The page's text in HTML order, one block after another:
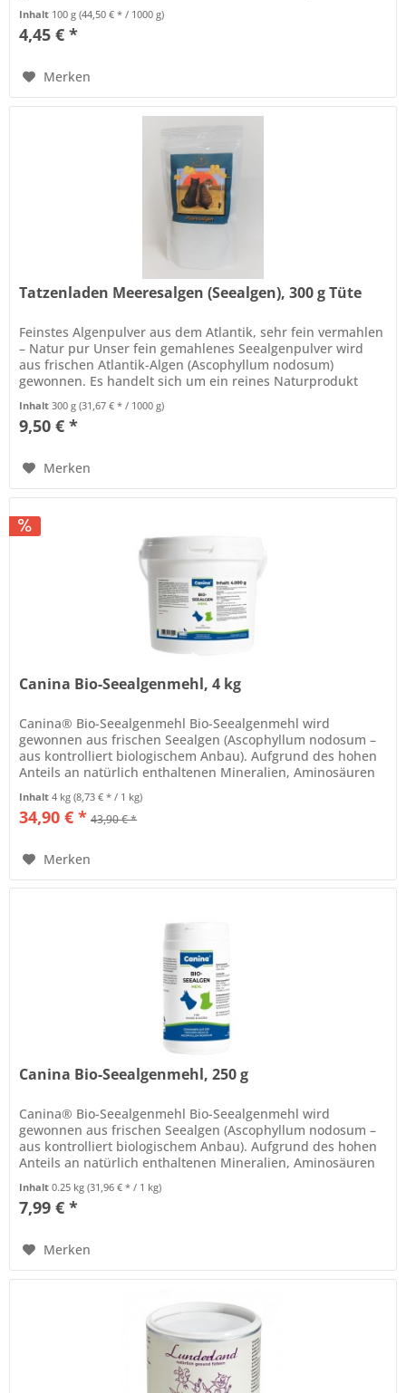
Inhalt 100 g(44,50 € * / 1000 g)
4,45 € *
Merken
Tatzenladen Meeresalgen (Seealgen), 300 g Tüte
Feinstes Algenpulver aus dem Atlantik, sehr fein vermahlen
– Natur pur Unser fein gemahlenes Seealgenpulver wird
aus frischen Atlantik-Algen (Ascophyllum nodosum)
gewonnen. Es handelt sich um ein reines Naturprodukt
Inhalt 300 g(31,67 € * / 1000 g)
9,50 € *
Merken
Canina Bio-Seealgenmehl, 4 kg
Canina® Bio-Seealgenmehl Bio-Seealgenmehl wird
gewonnen aus frischen Seealgen (Ascophyllum nodosum –
aus kontrolliert biologischem Anbau). Aufgrund des hohen
Anteils an natürlich enthaltenen Mineralien, Aminosäuren
Inhalt4 kg(8,73 € * / 1 kg)
34,90 € * 43,90 € *
Merken
Canina Bio-Seealgenmehl, 250 g
Canina® Bio-Seealgenmehl Bio-Seealgenmehl wird
gewonnen aus frischen Seealgen (Ascophyllum nodosum –
aus kontrolliert biologischem Anbau). Aufgrund des hohen
Anteils an natürlich enthaltenen Mineralien, Aminosäuren
Inhalt0.25 kg(31,96 € * / 1 kg)
7,99 € *
Merken